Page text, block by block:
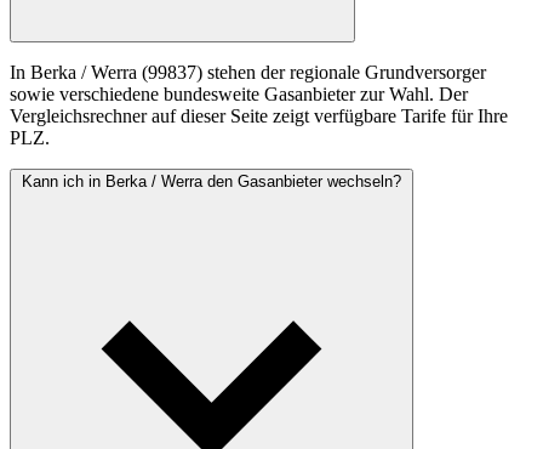
In Berka / Werra (99837) stehen der regionale Grundversorger
sowie verschiedene bundesweite Gasanbieter zur Wahl. Der
Vergleichsrechner auf dieser Seite zeigt verfügbare Tarife für Ihre
PLZ.
Kann ich in Berka / Werra den Gasanbieter wechseln?